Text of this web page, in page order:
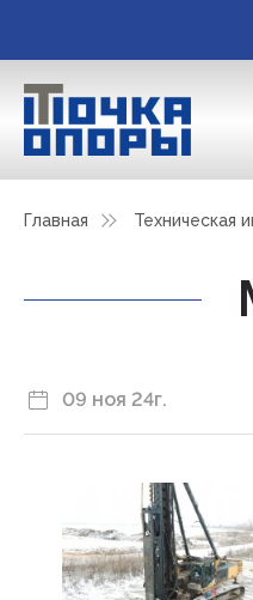
Главная Техническая
09 ноя 24г.